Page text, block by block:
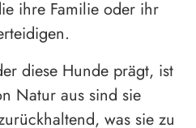
ihre Familie oder ihr
diese Hunde prägt, ist
Natur aus sind sie
was sie zu